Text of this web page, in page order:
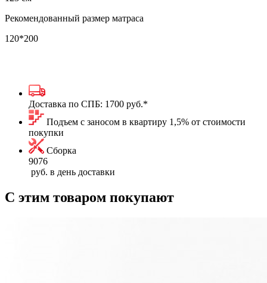
Рекомендованный размер матраса
120*200
Доставка по СПБ: 1700 руб.*
Подъем с заносом в квартиру 1,5% от стоимости
покупки
Сборка
9076
руб. в день доставки
С этим товаром покупают